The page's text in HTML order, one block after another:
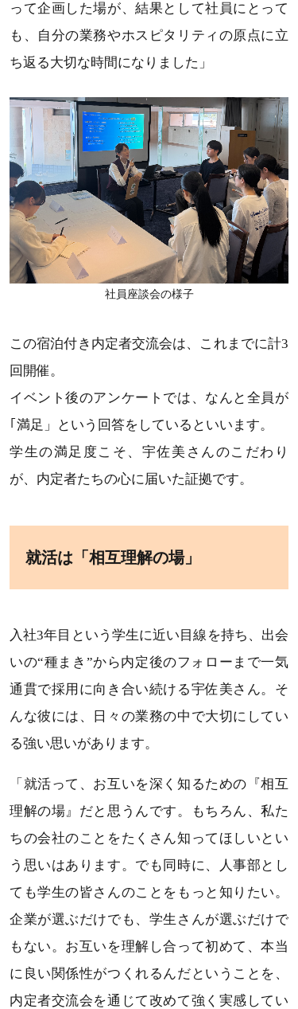
って企画した場が、結果として社員にとって
も、自分の業務やホスピタリティの原点に立
ち返る大切な時間になりました」
社員座談会の様子
この宿泊付き内定者交流会は、これまでに計3
回開催。
イベント後のアンケートでは、なんと全員が
｢満足」という回答をしているといいます。
学生の満足度こそ、宇佐美さんのこだわり
が、内定者たちの心に届いた証拠です。
就活は「相互理解の場」
入社3年目という学生に近い目線を持ち、出会
いの“種まき”から内定後のフォローまで一気
通貫で採用に向き合い続ける宇佐美さん。そ
んな彼には、日々の業務の中で大切にしてい
る強い思いがあります。
「就活って、お互いを深く知るための『相互
理解の場』だと思うんです。もちろん、私た
ちの会社のことをたくさん知ってほしいとい
う思いはあります。でも同時に、人事部とし
ても学生の皆さんのことをもっと知りたい。
企業が選ぶだけでも、学生さんが選ぶだけで
もない。お互いを理解し合って初めて、本当
に良い関係性がつくれるんだということを、
内定者交流会を通じて改めて強く実感してい